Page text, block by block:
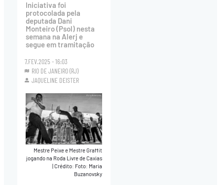
Iniciativa foi
protocolada pela
deputada Dani
Monteiro (Psol) nesta
semana na Alerj e
segue em tramitação
7.FEV.2025 - 16:03
RIO DE JANEIRO (RJ)
JAQUELINE DEISTER
Mestre Peixe e Mestre Graffit
jogando na Roda Livre de Caxias
|Crédito: Foto: Maria
Buzanovsky